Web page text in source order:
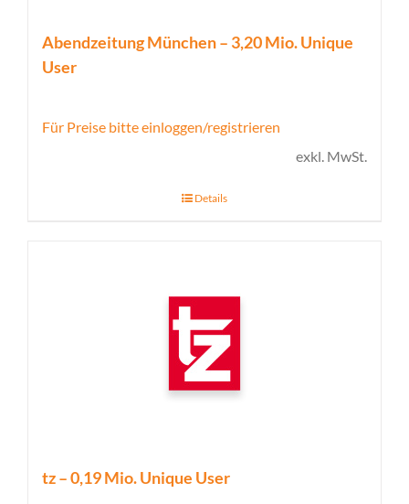
Abendzeitung München – 3,20 Mio. Unique
User
Für Preise bitte einloggen/registrieren
exkl. MwSt.
Details
tz – 0,19 Mio. Unique User